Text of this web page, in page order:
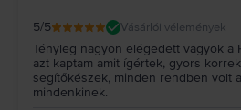
5/5 Vásárlói vélemények
Tényleg nagyon elégedett vagyok a
azt kaptam amit ígértek, gyors
segítőkészek, minden rendben volt
mindenkinek.